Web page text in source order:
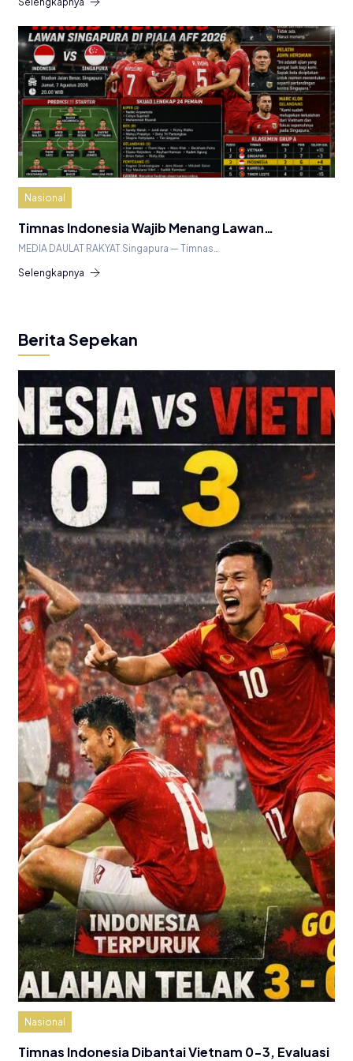
Nasional
Timnas Indonesia Wajib Menang Lawan…
MEDIA DAULAT RAKYAT Singapura — Timnas…
Selengkapnya
Berita Sepekan
Nasional
Timnas Indonesia Dibantai Vietnam 0-3, Evaluasi